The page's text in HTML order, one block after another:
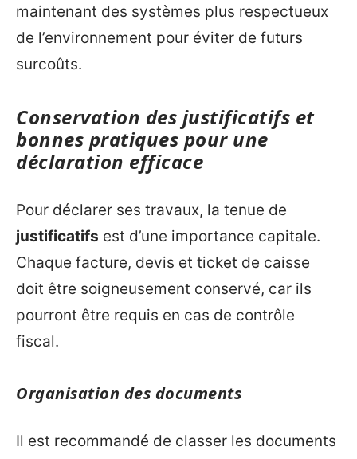
maintenant des systèmes plus respectueux
de l’environnement pour éviter de futurs
surcoûts.
Conservation des justificatifs et
bonnes pratiques pour une
déclaration efficace
Pour déclarer ses travaux, la tenue de
justificatifs est d’une importance capitale.
Chaque facture, devis et ticket de caisse
doit être soigneusement conservé, car ils
pourront être requis en cas de contrôle
fiscal.
Organisation des documents
Il est recommandé de classer les documents